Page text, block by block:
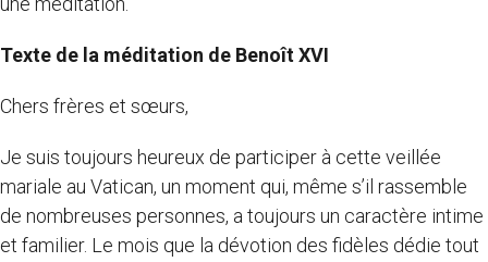
Texte de la méditation de Benoît XVI
Chers frères et sœurs,
Je suis toujours heureux de participer à cette veillée
mariale au Vatican, un moment qui, même s’il rassemble
de nombreuses personnes, a toujours un caractère intime
et familier. Le mois que la dévotion des fidèles dédie tout